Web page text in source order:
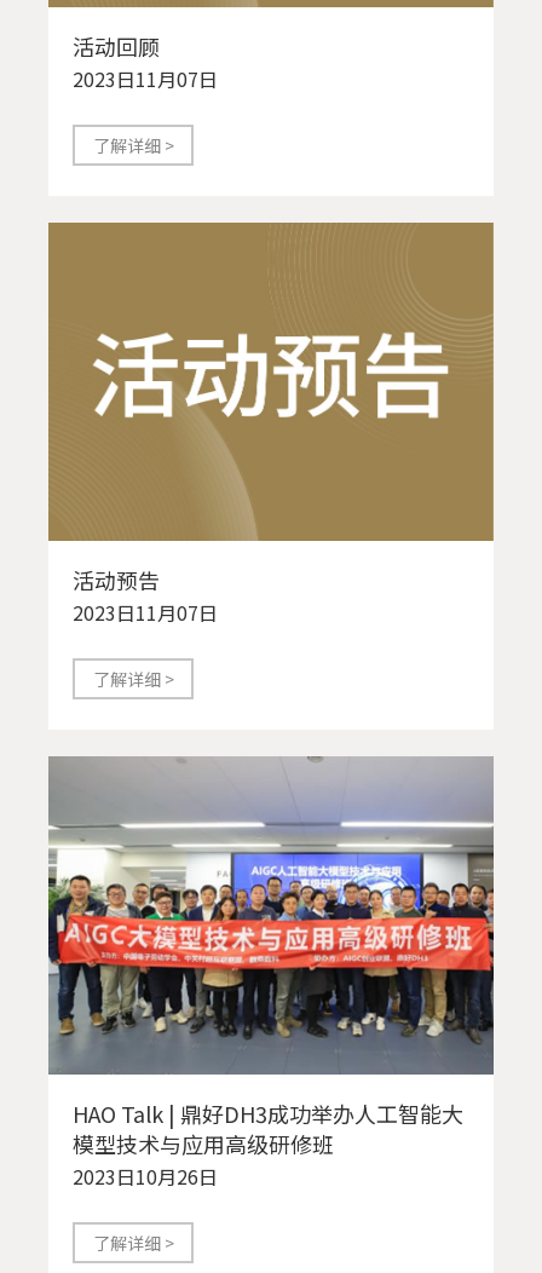
活动回顾
2023日11月07日
了解详细 >
活动预告
2023日11月07日
了解详细 >
HAO Talk | 鼎好DH3成功举办人工智能大
模型技术与应用高级研修班
2023日10月26日
了解详细 >